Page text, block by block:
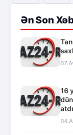
Ən Son
16
atdı